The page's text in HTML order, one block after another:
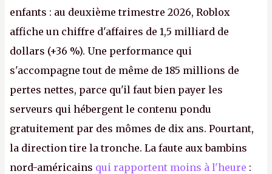
enfants : au deuxième trimestre 2026, Roblox
affiche un chiffre d'affaires de 1,5 milliard de
dollars (+36 %). Une performance qui
s'accompagne tout de même de 185 millions de
pertes nettes, parce qu'il faut bien payer les
serveurs qui hébergent le contenu pondu
gratuitement par des mômes de dix ans. Pourtant,
la direction tire la tronche. La faute aux bambins
nord-américains qui rapportent moins à l'heure :